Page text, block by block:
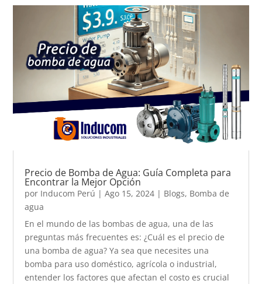
Precio de Bomba de Agua: Guía Completa para
Encontrar la Mejor Opción
por Inducom Perú |Ago 15, 2024 | Blogs, Bomba de
agua
En el mundo de las bombas de agua, una de las
preguntas más frecuentes es: ¿Cuál es el precio de
una bomba de agua? Ya sea que necesites una
bomba para uso doméstico, agrícola o industrial,
entender los factores que afectan el costo es crucial